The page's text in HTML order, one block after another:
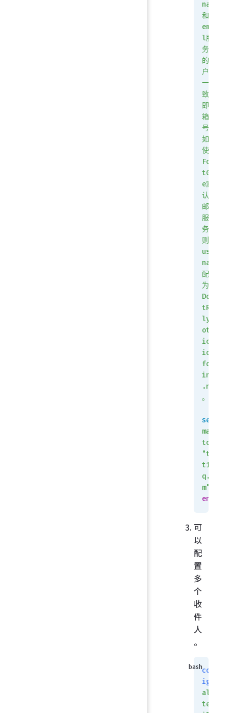
name
和
emai
l服
务中
的用
户名
一
致，
即邮
箱账
号；
如果
使用
Fori
tGat
e默
认的
邮件
服
务，
则
user
name
配置
为
DoNo
tRep
ly@n
otif
icat
ion.
fort
inet
.net
。
set
mail
to1
"tes
t1@q
q.co
m"
end
可
以
配
置
多
个
收
件
人
。
conf
ig
aler
tema